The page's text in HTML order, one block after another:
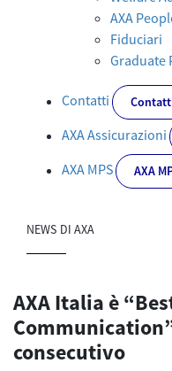
AXA
Fiduciari
Graduate
Contatti
AXA Assicurazioni
AXA MPS AXA
NEWS DI AXA
AXA Italia è
consecutivo